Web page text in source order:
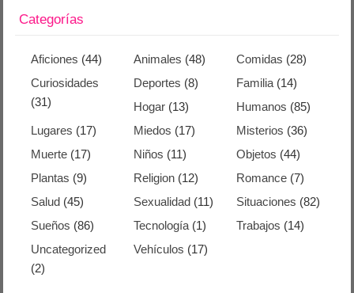
Categorías
Aficiones (44) Animales (48) Comidas (28)
Curiosidades
(31)
Deportes (8) Familia(14)
Hogar (13) Humanos (85)
Lugares (17) Miedos (17) Misterios (36)
Muerte (17) Niños (11) Objetos (44)
Plantas (9) Religion (12) Romance(7)
Salud (45) Sexualidad (11) Situaciones (82)
Sueños (86) Tecnología (1) Trabajos (14)
Uncategorized
(2)
Vehículos (17)